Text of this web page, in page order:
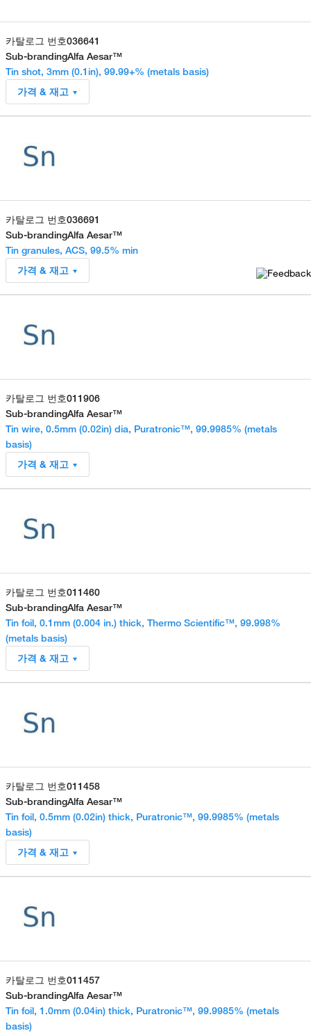
카탈로그 번호036641
Sub-brandingAlfa Aesar™
Tin shot, 3mm (0.1in), 99.99+% (metals basis)
가격 & 재고
카탈로그 번호036691
Sub-brandingAlfa Aesar™
Tin granules, ACS, 99.5% min
가격 & 재고
카탈로그 번호011906
Sub-brandingAlfa Aesar™
Tin wire, 0.5mm (0.02in) dia, Puratronic™, 99.9985% (metals
basis)
가격 & 재고
카탈로그 번호011460
Sub-brandingAlfa Aesar™
Tin foil, 0.1mm (0.004 in.) thick, Thermo Scientific™, 99.998%
(metals basis)
가격 & 재고
카탈로그 번호011458
Sub-brandingAlfa Aesar™
Tin foil, 0.5mm (0.02in) thick, Puratronic™, 99.9985% (metals
basis)
가격 & 재고
카탈로그 번호011457
Sub-brandingAlfa Aesar™
Tin foil, 1.0mm (0.04in) thick, Puratronic™, 99.9985% (metals
basis)